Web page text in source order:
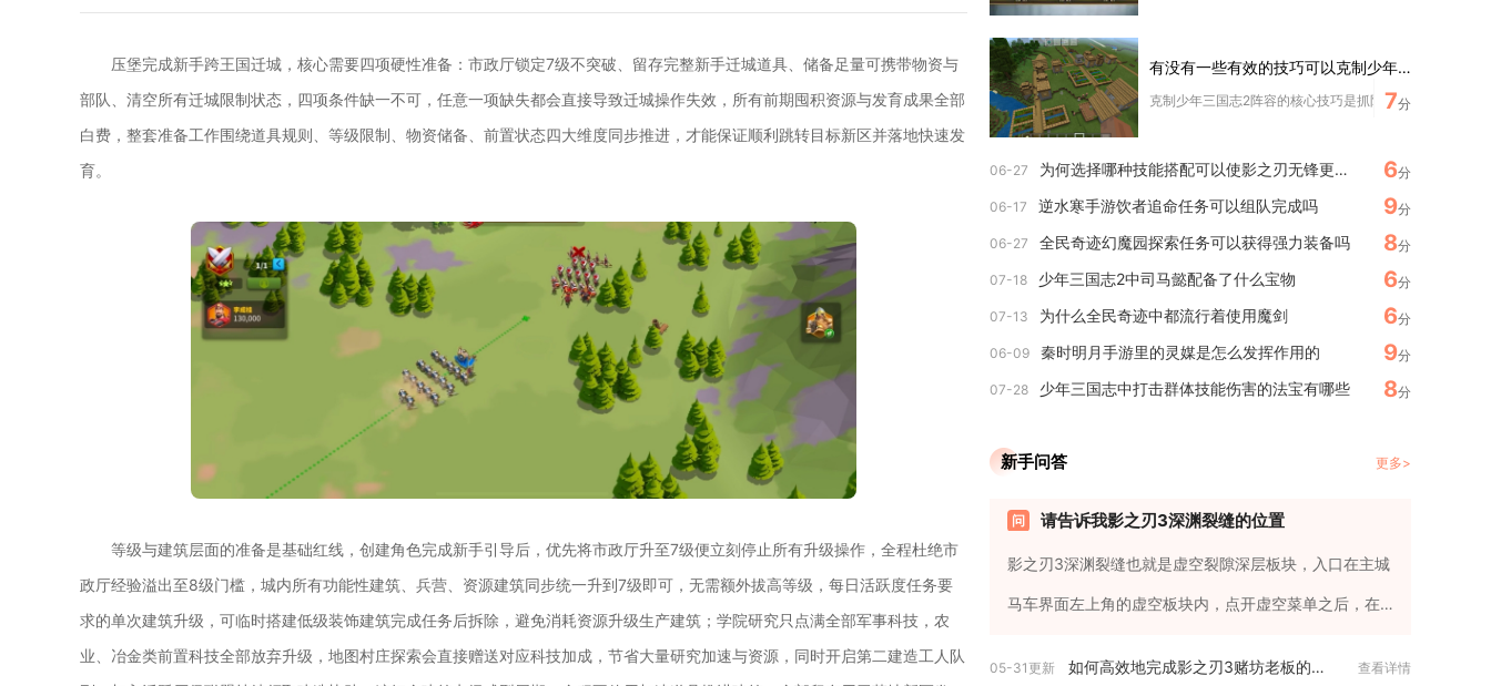
压堡完成新手跨王国迁城，核心需要四项硬性准备：市政厅锁定7级不突破、留存完整新手迁城道具、储备足量可携带物资与
部队、清空所有迁城限制状态，四项条件缺一不可，任意一项缺失都会直接导致迁城操作失效，所有前期囤积资源与发育成果全部
白费，整套准备工作围绕道具规则、等级限制、物资储备、前置状态四大维度同步推进，才能保证顺利跳转目标新区并落地快速发
育。
等级与建筑层面的准备是基础红线，创建角色完成新手引导后，优先将市政厅升至7级便立刻停止所有升级操作，全程杜绝市
政厅经验溢出至8级门槛，城内所有功能性建筑、兵营、资源建筑同步统一升到7级即可，无需额外拔高等级，每日活跃度任务要
求的单次建筑升级，可临时搭建低级装饰建筑完成任务后拆除，避免消耗资源升级生产建筑；学院研究只点满全部军事科技，农
业、冶金类前置科技全部放弃升级，地图村庄探索会直接赠送对应科技加成，节省大量研究加速与资源，同时开启第二建造工人队
有没有一些有效的技巧可以克制少年三国志2的阵容
克制少年三国志2阵容的核心技巧是抓阵营克制、控怒气
7分
06-27 为何选择哪种技能搭配可以使影之刃无锋更强大 6分
06-17 逆水寒手游饮者追命任务可以组队完成吗 9分
06-27 全民奇迹幻魔园探索任务可以获得强力装备吗 8分
07-18 少年三国志2中司马懿配备了什么宝物 6分
07-13 为什么全民奇迹中都流行着使用魔剑 6分
06-09 秦时明月手游里的灵媒是怎么发挥作用的 9分
07-28 少年三国志中打击群体技能伤害的法宝有哪些 8分
新手问答 更多>
请告诉我影之刃3深渊裂缝的位置
影之刃3深渊裂缝也就是虚空裂隙深层板块，入口在主城
马车界面左上角的虚空板块内，点开虚空菜单之后，在
05-31更新 如何高效地完成影之刃3赌坊老板的任务 查看详情